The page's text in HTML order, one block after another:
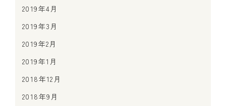
2019年4月
2019年3月
2019年2月
2019年1月
2018年12月
2018年9月